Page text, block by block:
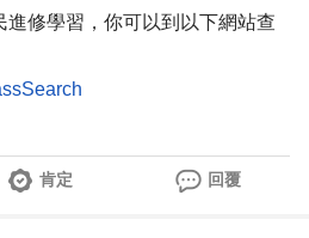
修學習，你可以到以下網站查
肯定 回覆